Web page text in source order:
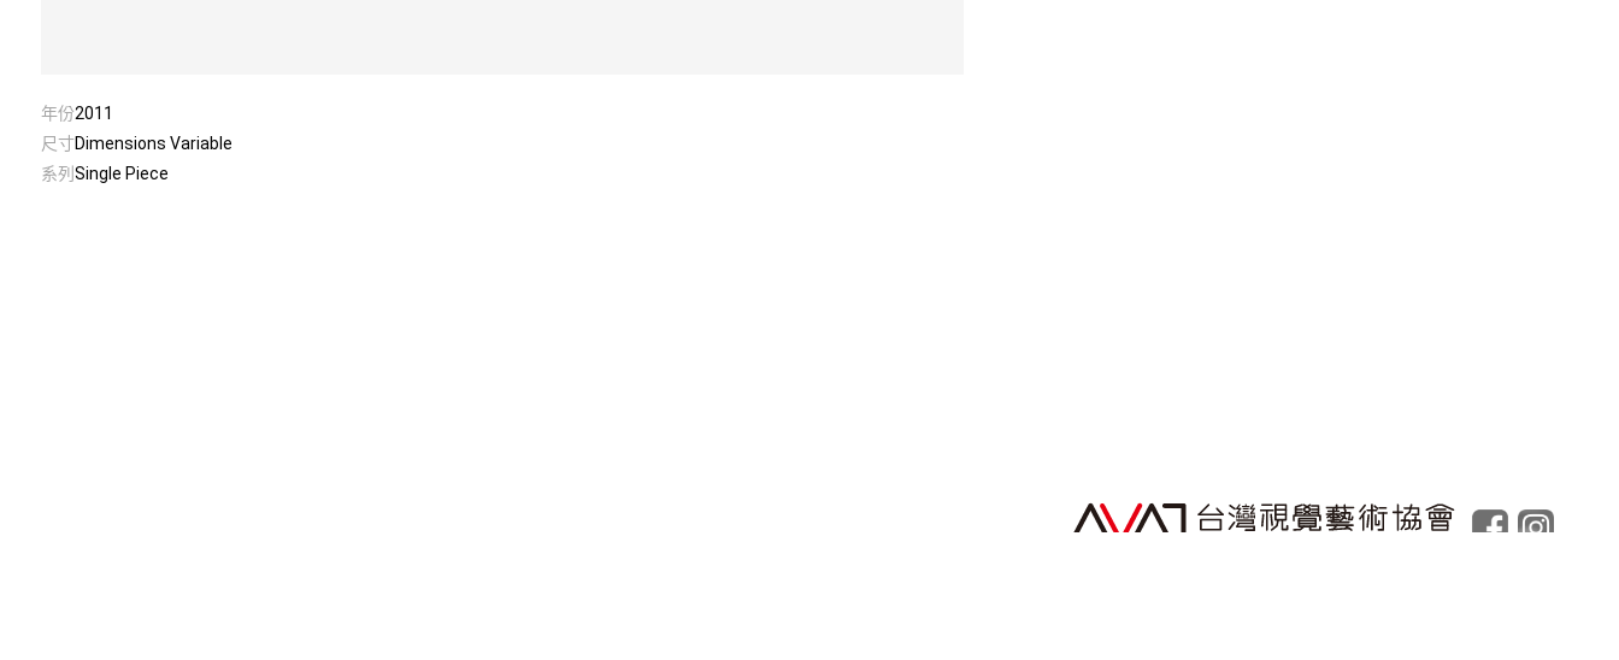
年份2011
尺寸Dimensions Variable
系列 Single Piece